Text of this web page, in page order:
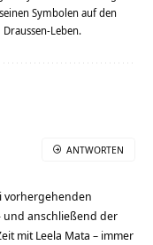
Symbolen auf den
Leben.
vorhergehenden
und anschließend der
mit Leela Mata – immer
ANTWORTEN